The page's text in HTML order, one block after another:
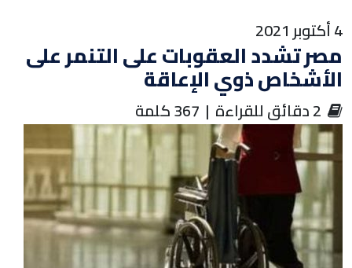
مصر تشدد العقوبات على التنمر على
الأشخاص ذوي الإعاقة
‏ 2 دقائق للقراءة | 367 كلمة